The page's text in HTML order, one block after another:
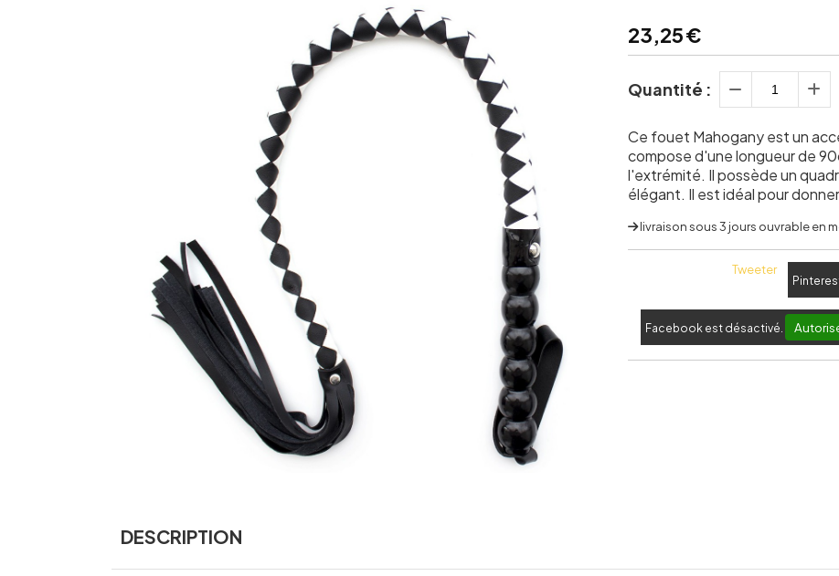
23,25€
Quantité :
Ce fouet Mahogany est un
compose d'une longueur de
l'extrémité. Il possède un
élégant. Il est idéal pour
livraison sous 3 jours ouvrable en
Tweeter
Facebook est désactivé.
DESCRIPTION